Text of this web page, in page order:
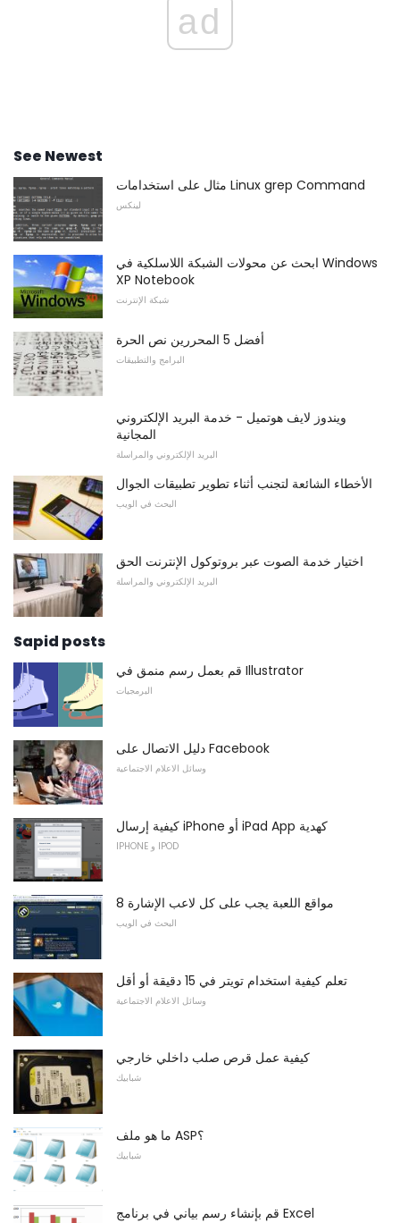
ad
See Newest
مثال على استخدامات Linux grep Command
لينكس
ابحث عن محولات الشبكة اللاسلكية في Windows
XP Notebook
شبكة الإنترنت
أفضل 5 المحررين نص الحرة
البرامج والتطبيقات
ويندوز لايف هوتميل - خدمة البريد الإلكتروني
المجانية
البريد الإلكتروني والمراسلة
الأخطاء الشائعة لتجنب أثناء تطوير تطبيقات الجوال
البحث في الويب
اختيار خدمة الصوت عبر بروتوكول الإنترنت الحق
البريد الإلكتروني والمراسلة
Sapid posts
قم بعمل رسم منمق في Illustrator
البرمجيات
دليل الاتصال على Facebook
وسائل الاعلام الاجتماعية
كيفية إرسال iPhone أو iPad App كهدية
IPHONE و IPOD
8 مواقع اللعبة يجب على كل لاعب الإشارة
البحث في الويب
تعلم كيفية استخدام تويتر في 15 دقيقة أو أقل
وسائل الاعلام الاجتماعية
كيفية عمل قرص صلب داخلي خارجي
شبابيك
ما هو ملف ASP؟
شبابيك
قم بإنشاء رسم بياني في برنامج Excel